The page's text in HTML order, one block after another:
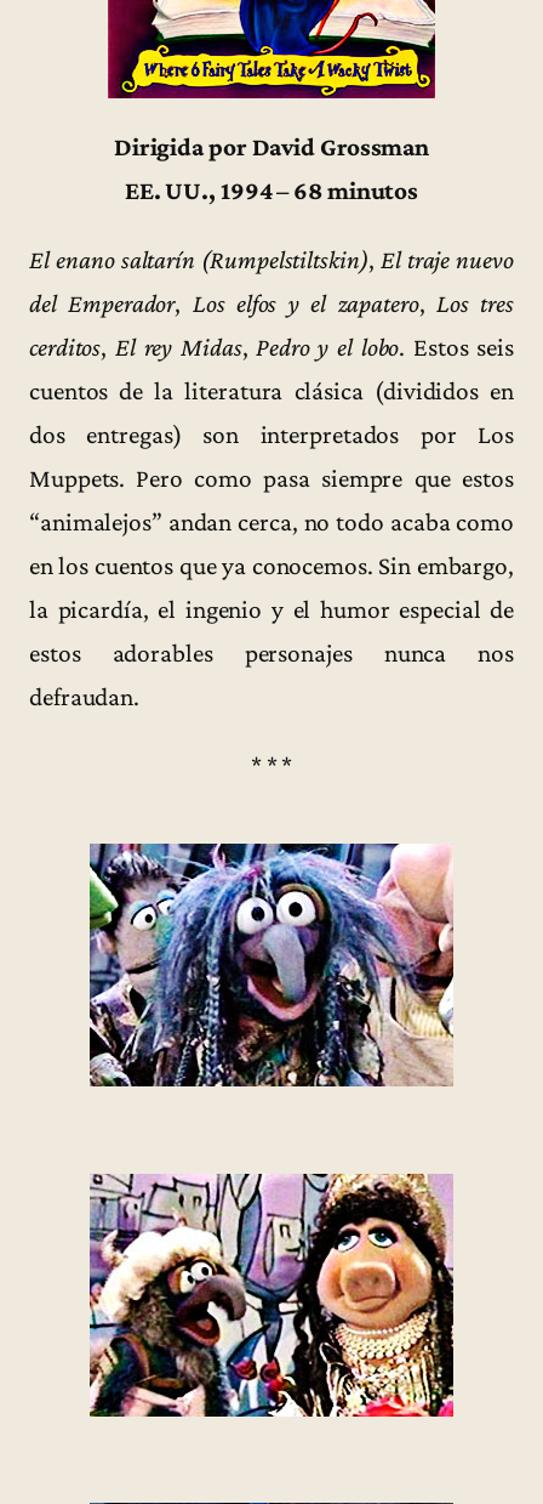
Dirigida por David Grossman
EE. UU., 1994 – 68 minutos
El enano saltarín (Rumpelstiltskin), El traje nuevo
del Emperador, Los elfos y el zapatero, Los tres
cerditos, El rey Midas, Pedro y el lobo. Estos seis
cuentos de la literatura clásica (divididos en
dos entregas) son interpretados por Los
Muppets. Pero como pasa siempre que estos
“animalejos” andan cerca, no todo acaba como
en los cuentos que ya conocemos. Sin embargo,
la picardía, el ingenio y el humor especial de
estos adorables personajes nunca nos
defraudan.
* * *